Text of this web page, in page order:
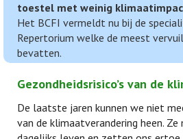
toestel met weinig
Het BCFI vermeldt nu bij de
Repertorium welke de meest
bevatten.
Gezondheidsrisico’s van de
De laatste jaren kunnen we niet
van de klimaatverandering heen.